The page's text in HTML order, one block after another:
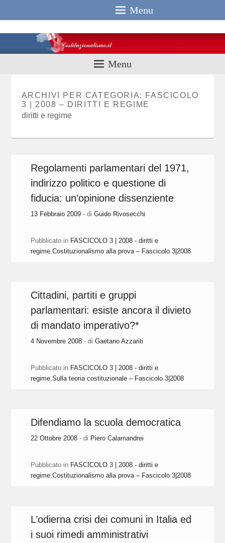
Menu
Menu
ARCHIVI PER CATEGORIA: FASCICOLO
3 | 2008 – DIRITTI E REGIME
diritti e regime
Regolamenti parlamentari del 1971,
indirizzo politico e questione di
fiducia: un’opinione dissenziente
13 Febbraio 2009 - di Guido Rivosecchi
Pubblicato in FASCICOLO 3 | 2008 - diritti e
regime,Costituzionalismo alla prova – Fascicolo 3|2008
Cittadini, partiti e gruppi
parlamentari: esiste ancora il divieto
di mandato imperativo?*
4 Novembre 2008 - di Gaetano Azzariti
Pubblicato in FASCICOLO 3 | 2008 - diritti e
regime,Sulla teoria costituzionale – Fascicolo 3|2008
Difendiamo la scuola democratica
22 Ottobre 2008 - di Piero Calamandrei
Pubblicato in FASCICOLO 3 | 2008 - diritti e
regime,Costituzionalismo alla prova – Fascicolo 3|2008
L’odierna crisi dei comuni in Italia ed
i suoi rimedi amministrativi